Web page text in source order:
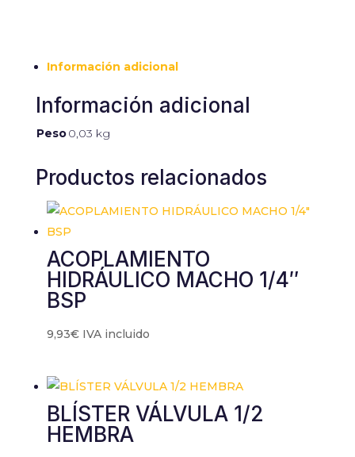
Información adicional
Información adicional
Peso0,03 kg
Productos relacionados
ACOPLAMIENTO
HIDRÁULICO MACHO 1/4″
BSP
9,93€ IVA incluido
BLÍSTER VÁLVULA 1/2
HEMBRA